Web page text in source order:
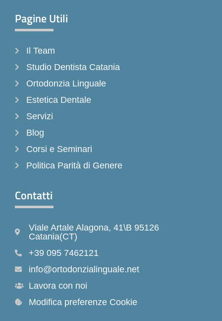
Pagine Utili
Il Team
Studio Dentista Catania
Ortodonzia Linguale
Estetica Dentale
Servizi
Blog
Corsi e Seminari
Politica Parità di Genere
Contatti
Viale Artale Alagona, 41\B 95126
Catania(CT)
+39 095 7462121
info@ortodonzialinguale.net
Lavora con noi
Modifica preferenze Cookie